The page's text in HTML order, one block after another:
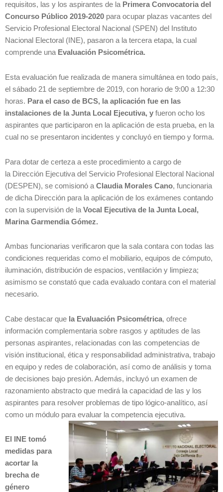
requisitos, las y los aspirantes de la Primera Convocatoria del
Concurso Público 2019-2020 para ocupar plazas vacantes del
Servicio Profesional Electoral Nacional (SPEN) del Instituto
Nacional Electoral (INE), pasaron a la tercera etapa, la cual
comprende una Evaluación Psicométrica.
Esta evaluación fue realizada de manera simultánea en todo país,
el sábado 21 de septiembre de 2019, con horario de 9:00 a 12:30
horas. Para el caso de BCS, la aplicación fue en las
instalaciones de la Junta Local Ejecutiva, y fueron ocho los
aspirantes que participaron en la aplicación de esta prueba, en la
cual no se presentaron incidentes y concluyó en tiempo y forma.
Para dotar de certeza a este procedimiento a cargo de
la Dirección Ejecutiva del Servicio Profesional Electoral Nacional
(DESPEN), se comisionó a Claudia Morales Cano, funcionaria
de dicha Dirección para la aplicación de los exámenes contando
con la supervisión de la Vocal Ejecutiva de la Junta Local,
Marina Garmendia Gómez.
Ambas funcionarias verificaron que la sala contara con todas las
condiciones requeridas como el mobiliario, equipos de cómputo,
iluminación, distribución de espacios, ventilación y limpieza;
asimismo se constató que cada evaluado contara con el material
necesario.
Cabe destacar que la Evaluación Psicométrica, ofrece
información complementaria sobre rasgos y aptitudes de las
personas aspirantes, relacionadas con las competencias de
visión institucional, ética y responsabilidad administrativa, trabajo
en equipo y redes de colaboración, así como de análisis y toma
de decisiones bajo presión. Además, incluyó un examen de
razonamiento abstracto que medirá la capacidad de las y los
aspirantes para resolver problemas de tipo lógico-analítico, así
como un módulo para evaluar la competencia ejecutiva.
El INE tomó
medidas para
acortar la
brecha de
género